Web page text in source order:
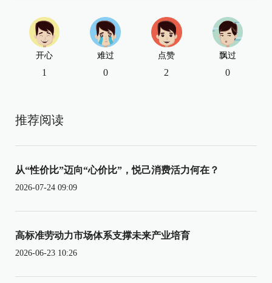
开心
1
难过
0
点赞
2
飘过
0
推荐阅读
从“性价比”迈向“心价比”，悦己消费活力何在？
2026-07-24 09:09
高标准劳动力市场体系支撑未来产业培育
2026-06-23 10:26